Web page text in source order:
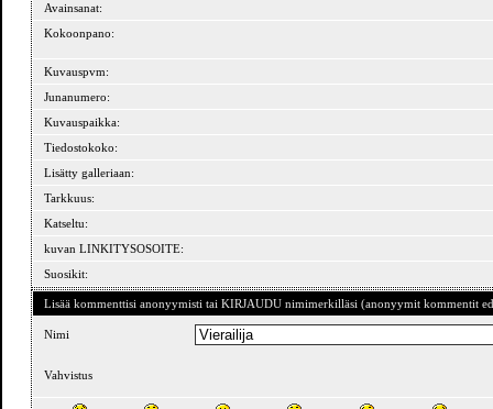
Avainsanat:
Kokoonpano:
Kuvauspvm:
Junanumero:
Kuvauspaikka:
Tiedostokoko:
Lisätty galleriaan:
Tarkkuus:
Katseltu:
kuvan LINKITYSOSOITE:
Suosikit:
Lisää kommenttisi anonyymisti tai KIRJAUDU nimimerkilläsi (anonyymit kommentit
Nimi
Vahvistus